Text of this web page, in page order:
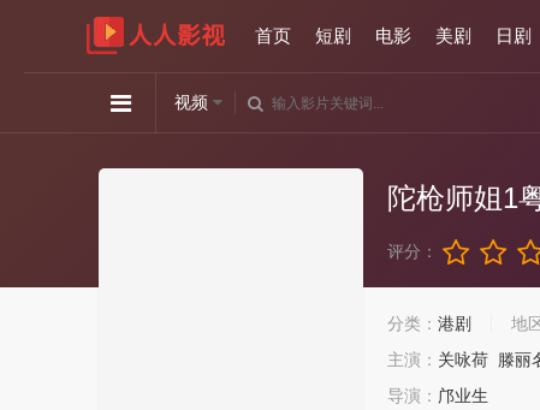
首页 短剧 电影 美剧 日剧
视频
陀枪师姐1
评分：
分类： 港剧 地
主演： 关咏荷 滕丽
导演： 邝业生